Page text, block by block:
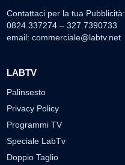
Contattaci per la tua Pubblicità:
0824.337274 – 327.7390733
email: commerciale@labtv.net
LABTV
Palinsesto
Privacy Policy
Programmi TV
Speciale LabTv
Doppio Taglio